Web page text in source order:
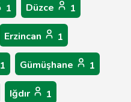
1 Düzce 1
Erzincan 1
1 Gümüşhane 1
Iğdır 1